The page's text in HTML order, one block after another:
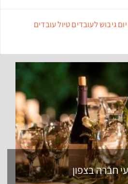
גיבוש לעובדים טיול עובדים
חברה בצפון